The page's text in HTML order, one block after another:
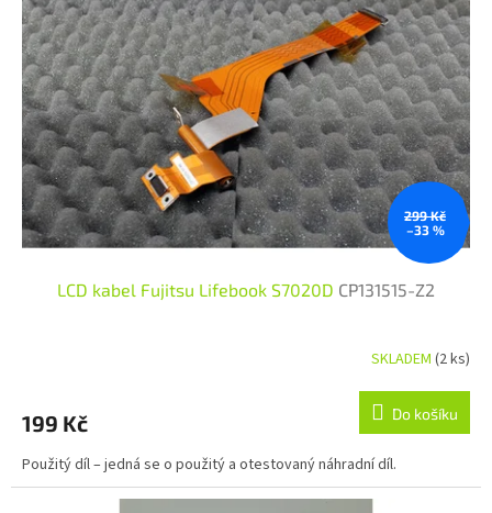
299 Kč
–33 %
LCD kabel Fujitsu Lifebook S7020D CP131515-Z2
SKLADEM (2 ks)
199 Kč Do košíku
Použitý díl – jedná se o použitý a otestovaný náhradní díl.